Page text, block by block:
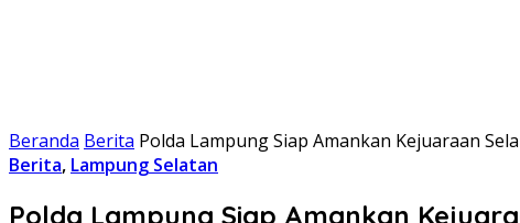
Beranda Berita Polda Lampung Siap Amankan Kejuaraan
Berita, Lampung Selatan
Polda Lampung Siap Amankan